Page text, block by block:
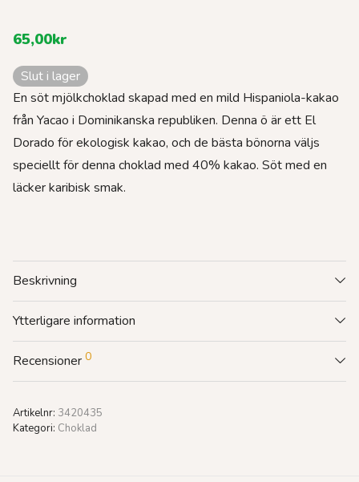
65,00kr
Slut i lager
En söt mjölkchoklad skapad med en mild Hispaniola-kakao
från Yacao i Dominikanska republiken. Denna ö är ett El
Dorado för ekologisk kakao, och de bästa bönorna väljs
speciellt för denna choklad med 40% kakao. Söt med en
läcker karibisk smak.
Beskrivning
Ytterligare information
Recensioner 0
Artikelnr: 3420435
Kategori: Choklad